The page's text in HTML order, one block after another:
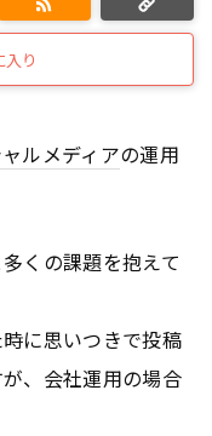
り
ルメディアの運用
くの課題を抱えて
に思いつきで投稿
、会社運用の場合